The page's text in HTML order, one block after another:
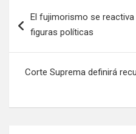
El fujimorismo se
figuras políticas
Corte Suprema definirá